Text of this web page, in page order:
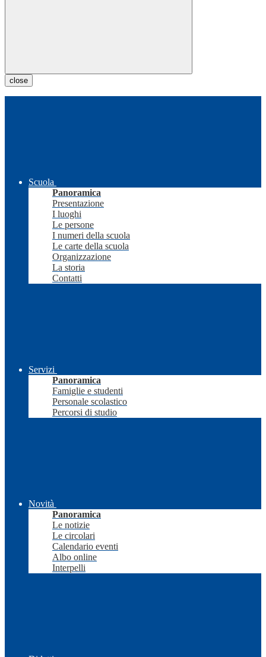
close
Scuola
Panoramica
Presentazione
I luoghi
Le persone
I numeri della scuola
Le carte della scuola
Organizzazione
La storia
Contatti
Servizi
Panoramica
Famiglie e studenti
Personale scolastico
Percorsi di studio
Novità
Panoramica
Le notizie
Le circolari
Calendario eventi
Albo online
Interpelli